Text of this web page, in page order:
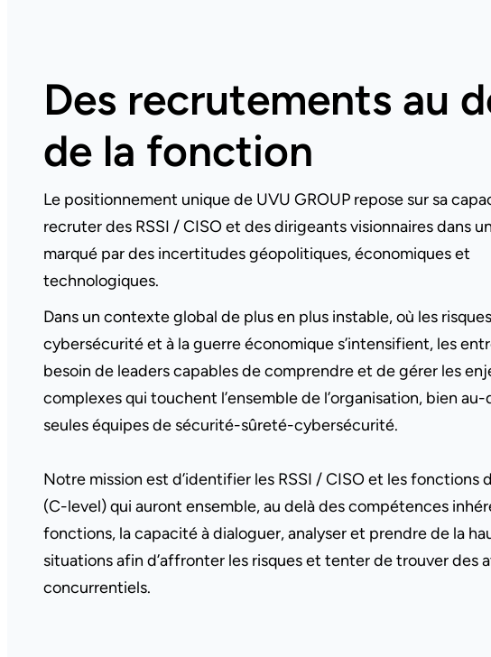
Des recrutements au
de la fonction
Le positionnement unique de UVU GROUP repose sur sa
recruter des RSSI / CISO et des dirigeants visionnaires dans
marqué par des incertitudes géopolitiques, économiques et
technologiques.
Dans un contexte global de plus en plus instable, où les
cybersécurité et à la guerre économique s’intensifient, les
besoin de leaders capables de comprendre et de gérer les
complexes qui touchent l’ensemble de l’organisation, bien au-
seules équipes de sécurité-sûreté-cybersécurité.
Notre mission est d’identifier les RSSI / CISO et les fonctions
(C-level) qui auront ensemble, au delà des compétences
fonctions, la capacité à dialoguer, analyser et prendre de la
situations afin d’affronter les risques et tenter de trouver des
concurrentiels.